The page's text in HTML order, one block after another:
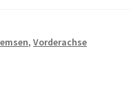
, Vorderachse